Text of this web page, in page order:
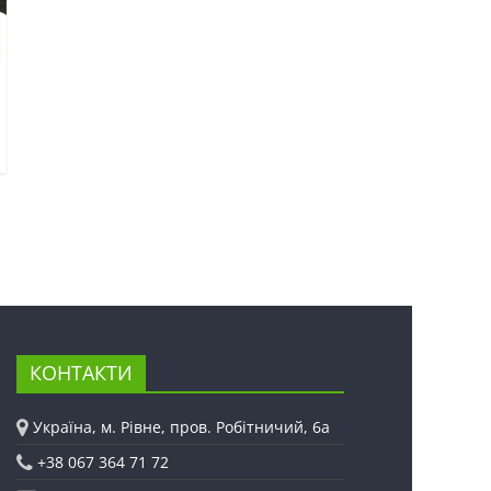
КОНТАКТИ
Україна, м. Рівне, пров. Робітничий, 6а
+38 067 364 71 72